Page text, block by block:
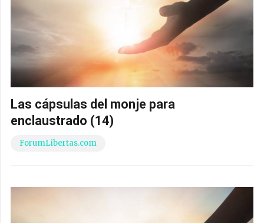
Las cápsulas del monje para
enclaustrado (14)
ForumLibertas.com